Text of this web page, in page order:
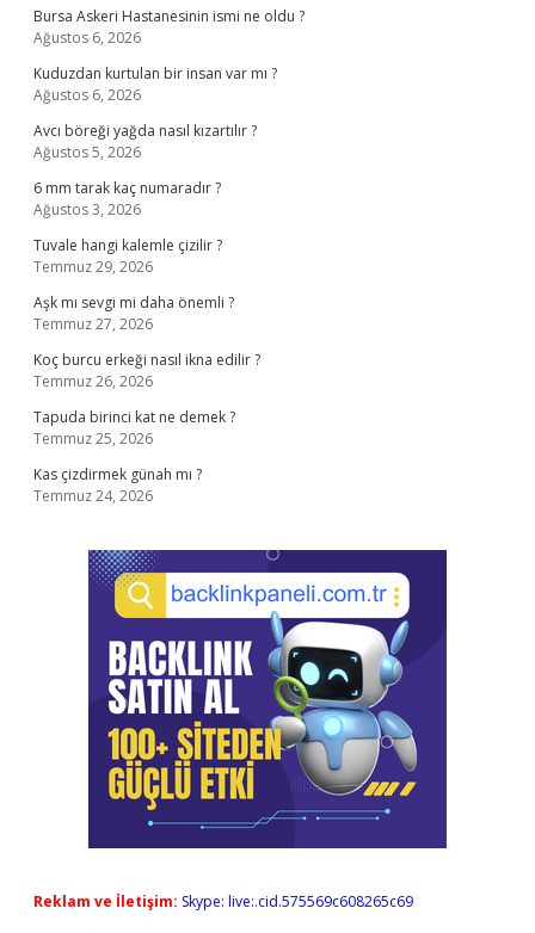
Bursa Askeri Hastanesinin ismi ne oldu ?
Ağustos 6, 2026
Kuduzdan kurtulan bir insan var mı ?
Ağustos 6, 2026
Avcı böreği yağda nasıl kızartılır ?
Ağustos 5, 2026
6 mm tarak kaç numaradır ?
Ağustos 3, 2026
Tuvale hangi kalemle çizilir ?
Temmuz 29, 2026
Aşk mı sevgi mi daha önemli ?
Temmuz 27, 2026
Koç burcu erkeği nasıl ikna edilir ?
Temmuz 26, 2026
Tapuda birinci kat ne demek ?
Temmuz 25, 2026
Kas çizdirmek günah mı ?
Temmuz 24, 2026
Reklam ve İletişim: Skype: live:.cid.575569c608265c69